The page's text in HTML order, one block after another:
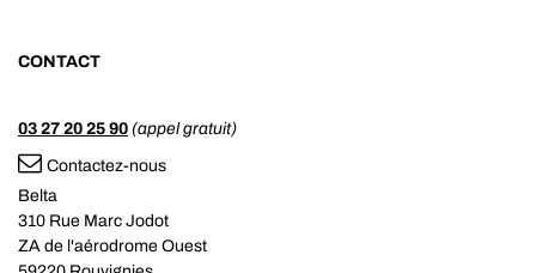
CONTACT
03 27 20 25 90 (appel gratuit)
Contactez-nous
Belta
310 Rue Marc Jodot
ZA de l'aérodrome Ouest